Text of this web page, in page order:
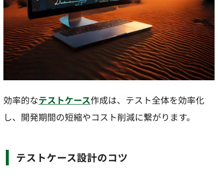
効率的なテストケース作成は、テスト全体を効率化
し、開発期間の短縮やコスト削減に繋がります。
テストケース設計のコツ